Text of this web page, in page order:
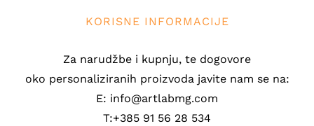
KORISNE INFORMACIJE
Za narudžbe i kupnju, te dogovore
oko personaliziranih proizvoda javite nam se na:
E: info@artlabmg.com
T:+385 91 56 28 534